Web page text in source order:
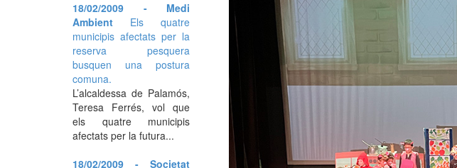
18/02/2009 - Medi
Ambient Els quatre
municipis afectats per la
reserva pesquera
busquen una postura
comuna.
L’alcaldessa de Palamós,
Teresa Ferrés, vol que
els quatre municipis
afectats per la futura...
18/02/2009 - Societat